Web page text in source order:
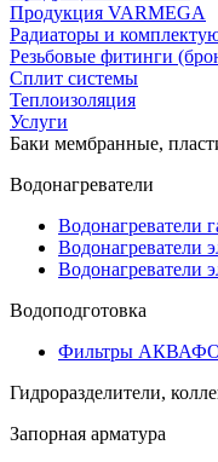
Продукция VARMEGA
Радиаторы и
Резьбовые фитинги
Сплит системы
Теплоизоляция
Услуги
Баки мембранные,
Водонагреватели
Водонагреватели
Водонагреватели
Водонагреватели
Водоподготовка
Фильтры
Гидроразделители,
Запорная арматура